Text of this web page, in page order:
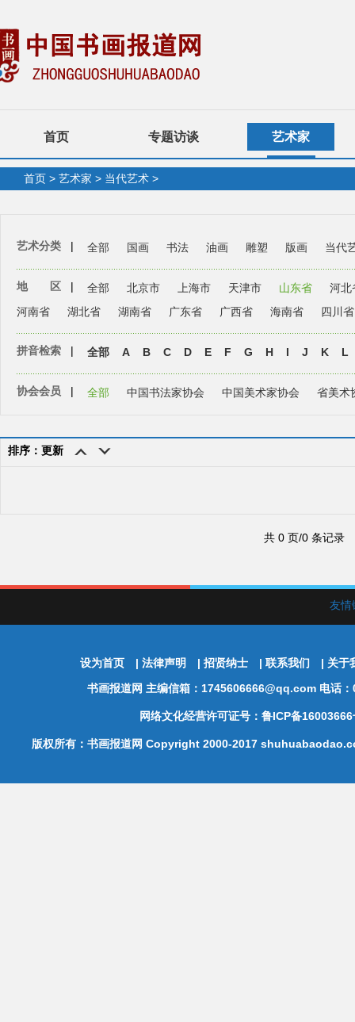
首页 专题访谈 艺术家
首页 > 艺术家 > 当代艺术 >
艺术分类 | 全部 国画 书法 油画 雕塑 版画 当代
地 区 | 全部 北京市 上海市 天津市 山东省
河北
河南省
湖北省 湖南省 广东省 广西省 海南省 四川省
拼音检索 | 全部 A B C D E F G H I J K L
协会会员 | 全部 中国书法家协会 中国美术家协会 省美术
排序：更新
共 0 页/0 条记录
友
设为首页 | 法律声明 | 招贤纳士 | 联系我们 | 关于
书画报道网 主编信箱：1745606666@qq.com 电话
网络文化经营许可证号：鲁ICP备
版权所有：书画报道网 Copyright 2000-2017